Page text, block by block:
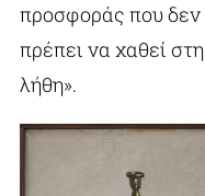
προσφοράς που δεν
πρέπει να χαθεί στη
λήθη».